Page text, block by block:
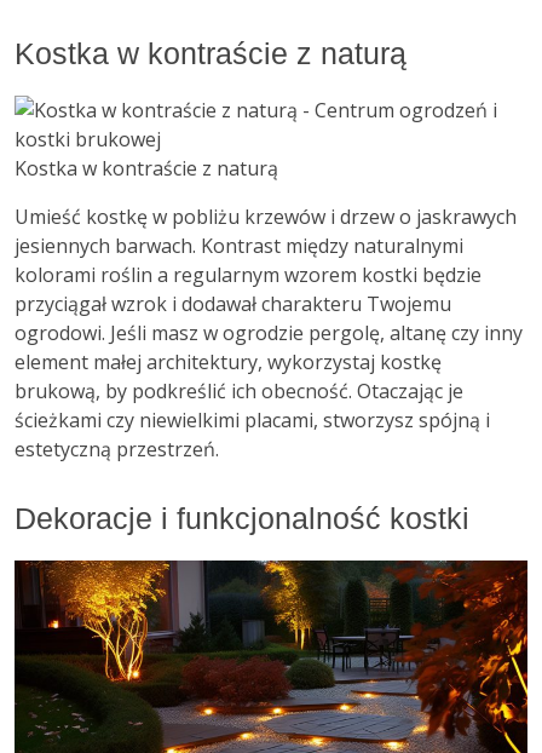
Kostka w kontraście z naturą
Kostka w kontraście z naturą
Umieść kostkę w pobliżu krzewów i drzew o jaskrawych
jesiennych barwach. Kontrast między naturalnymi
kolorami roślin a regularnym wzorem kostki będzie
przyciągał wzrok i dodawał charakteru Twojemu
ogrodowi. Jeśli masz w ogrodzie pergolę, altanę czy inny
element małej architektury, wykorzystaj kostkę
brukową, by podkreślić ich obecność. Otaczając je
ścieżkami czy niewielkimi placami, stworzysz spójną i
estetyczną przestrzeń.
Dekoracje i funkcjonalność kostki